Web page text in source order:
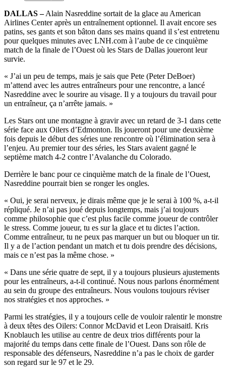
DALLAS –Alain Nasreddine sortait de la glace au American
Airlines Center après un entraînement optionnel. Il avait encore ses
patins, ses gants et son bâton dans ses mains quand il s’est entretenu
pour quelques minutes avec LNH.com à l’aube de ce cinquième
match de la finale de l’Ouest où les Stars de Dallas joueront leur
survie.
« J’ai un peu de temps, mais je sais que Pete (Peter DeBoer)
m’attend avec les autres entraîneurs pour une rencontre, a lancé
Nasreddine avec le sourire au visage. Il y a toujours du travail pour
un entraîneur, ça n’arrête jamais. »
Les Stars ont une montagne à gravir avec un retard de 3-1 dans cette
série face aux Oilers d’Edmonton. Ils joueront pour une deuxième
fois depuis le début des séries une rencontre où l’élimination sera à
l’enjeu. Au premier tour des séries, les Stars avaient gagné le
septième match 4-2 contre l’Avalanche du Colorado.
Derrière le banc pour ce cinquième match de la finale de l’Ouest,
Nasreddine pourrait bien se ronger les ongles.
« Oui, je serai nerveux, je dirais même que je le serai à 100 %, a-t-il
répliqué. Je n’ai pas joué depuis longtemps, mais j’ai toujours
comme philosophie que c’est plus facile comme joueur de contrôler
le stress. Comme joueur, tu es sur la glace et tu dictes l’action.
Comme entraîneur, tu ne peux pas marquer un but ou bloquer un tir.
Il y a de l’action pendant un match et tu dois prendre des décisions,
mais ce n’est pas la même chose. »
« Dans une série quatre de sept, il y a toujours plusieurs ajustements
pour les entraîneurs, a-t-il continué. Nous nous parlons énormément
au sein du groupe des entraîneurs. Nous voulons toujours réviser
nos stratégies et nos approches. »
Parmi les stratégies, il y a toujours celle de vouloir ralentir le monstre
à deux têtes des Oilers: Connor McDavid et Leon Draisaitl. Kris
Knoblauch les utilise au centre de deux trios différents pour la
majorité du temps dans cette finale de l’Ouest. Dans son rôle de
responsable des défenseurs, Nasreddine n’a pas le choix de garder
son regard sur le 97 et le 29.